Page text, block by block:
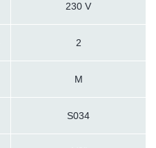
230 V
2
M
S034